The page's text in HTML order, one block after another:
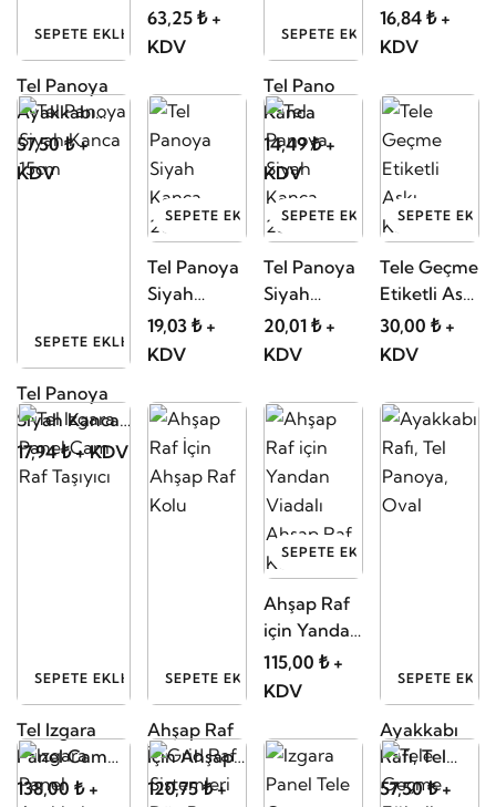
SEPETE EKLE
Tel Panoya
Ayakkabı
Rafı, Oval
57,50 ₺ +
KDV
Etiketliği
63,25 ₺ +
KDV
SEPETE EKLE
Tel Pano
Kanca
14,49 ₺ +
KDV
Kanca
16,84 ₺ +
KDV
SEPETE EKLE
Tel Panoya
Siyah Kanca
15cm
17,94 ₺ + KDV
SEPETE EKLE
Tel Panoya
Siyah
Kanca
20cm
19,03 ₺ +
KDV
SEPETE EKLE
Tel Panoya
Siyah
Kanca
25cm
20,01 ₺ +
KDV
SEPETE EKLE
Tele Geçme
Etiketli Askı
Kancası
30,00 ₺ +
KDV
SEPETE EKLE
Tel Izgara
Panel Cam
Raf Taşıyıcı
138,00 ₺ +
SEPETE EKLE
Ahşap Raf
İçin Ahşap
Raf Kolu
120,75 ₺ +
SEPETE EKLE
Ahşap Raf
için Yandan
Viadalı
Ahşap Raf
115,00 ₺ +
KDV
SEPETE EKLE
Ayakkabı
Rafı, Tel
Panoya,
57,50 ₺ +